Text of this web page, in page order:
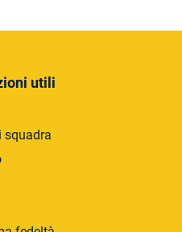
utili
squadra